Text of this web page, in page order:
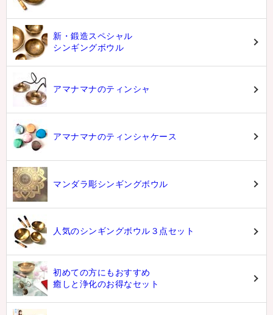
新・鍛造スペシャル
シンギングボウル
アマナマナのティンシャ
アマナマナのティンシャケース
マンダラ彫シンギングボウル
人気のシンギングボウル３点セット
初めての方にもおすすめ
癒しと浄化のお得なセット